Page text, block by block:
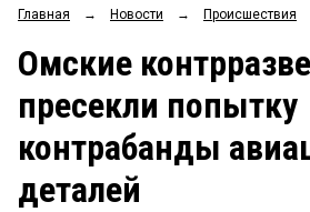
ОБЩЕСТВО
ЗАКОН
НОВОСТИ КОМПАНИЙ
ПРОИСШЕСТВИЯ
Главная → Новости → Происшествия
Омские
пресекли попытку
контрабанды
деталей